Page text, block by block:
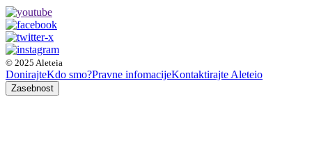
© 2025 Aleteia
DonirajteKdo smo?Pravne infomacijeKontaktirajte Aleteio
Zasebnost